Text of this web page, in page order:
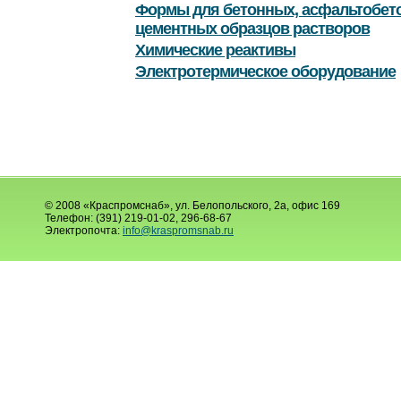
Формы для бетонных,
цементных образцов растворов
Химические реактивы
Электротермическое оборудование
© 2008 «Краспромснаб», ул. Белопольского, 2а, офис 169
Телефон: (391) 219-01-02, 296-68-67
Электропочта: info@kraspromsnab.ru